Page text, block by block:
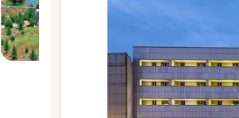
تفریحات مشهد